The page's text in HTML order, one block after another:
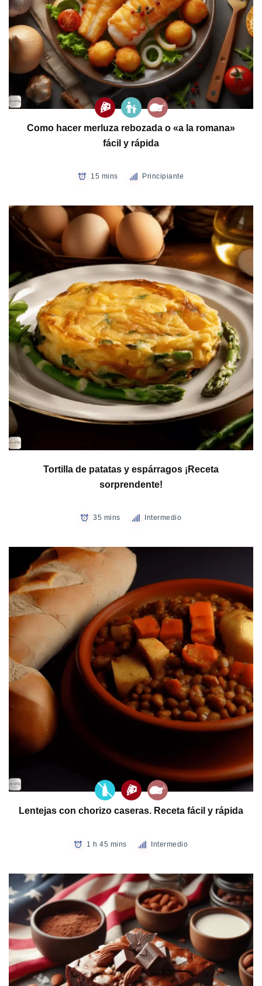
Como hacer merluza rebozada o «a la romana»
fácil y rápida
15 mins Principiante
Tortilla de patatas y espárragos ¡Receta
sorprendente!
35 mins Intermedio
Lentejas con chorizo caseras. Receta fácil y rápida
1 h 45 mins Intermedio